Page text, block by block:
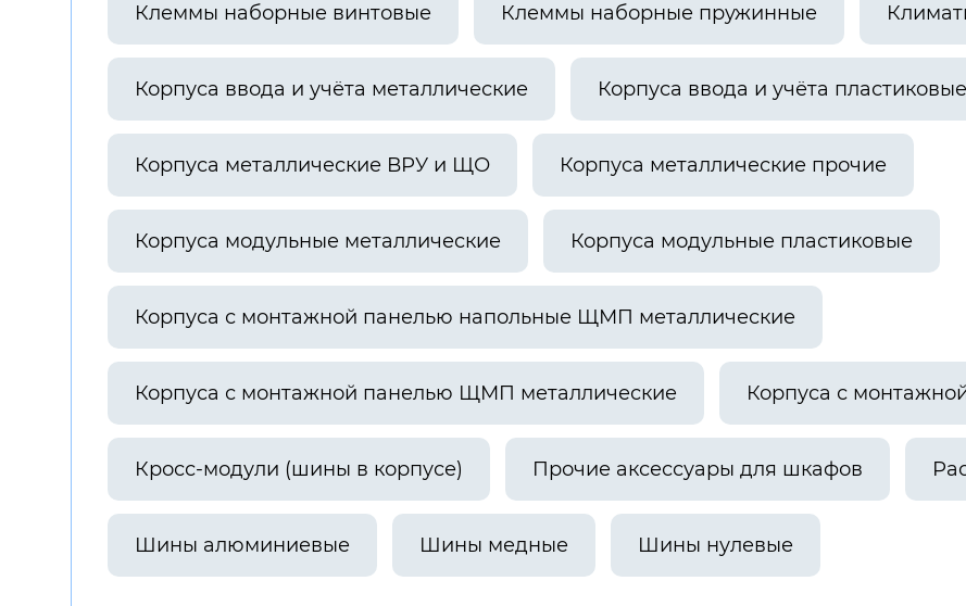
Клеммы наборные винтовые Клеммы наборные пружинные
Корпуса ввода и учёта металлические Корпуса ввода и учёта пластиковые
Корпуса металлические ВРУ и ЩО Корпуса металлические прочие
Корпуса модульные металлические Корпуса модульные пластиковые
Корпуса с монтажной панелью напольные ЩМП металлические
Корпуса с монтажной панелью ЩМП металлические Корпуса с
Кросс-модули (шины в корпусе) Прочие аксессуары для шкафов
Шины алюминиевые Шины медные Шины нулевые